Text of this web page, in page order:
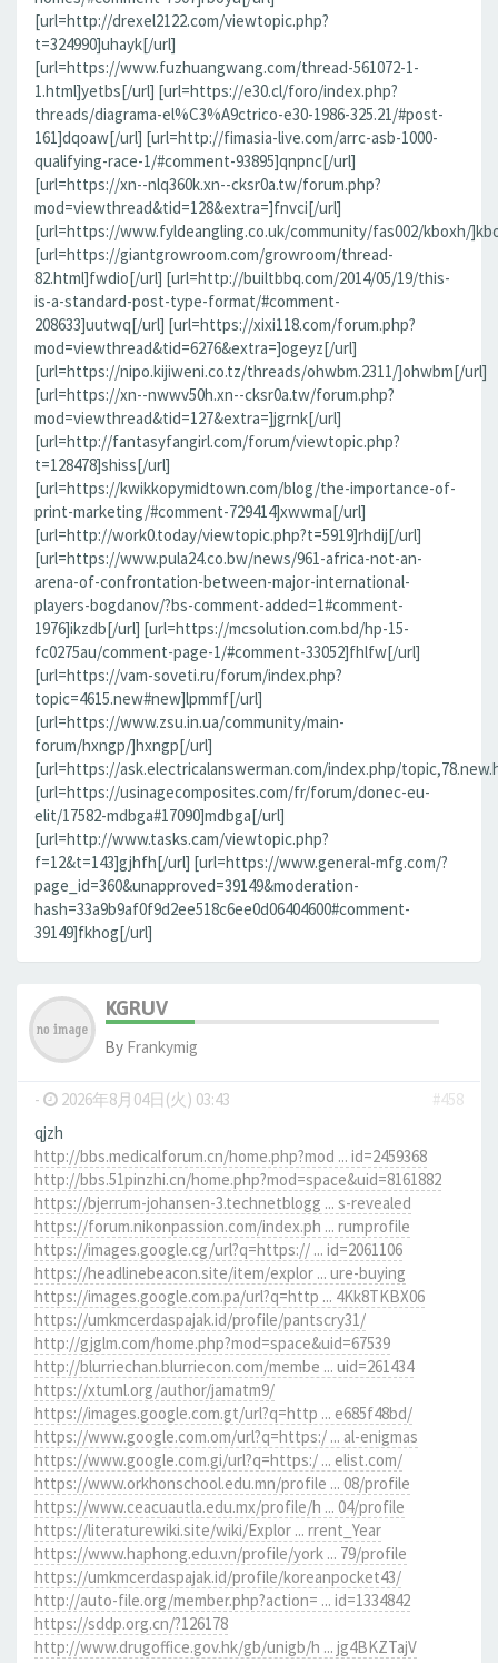
[url=http://drexel2122.com/viewtopic.php?
t=324990]uhayk[/url]
[url=https://www.fuzhuangwang.com/thread-561072-1-
1.html]yetbs[/url] [url=https://e30.cl/foro/index.php?
threads/diagrama-el%C3%A9ctrico-e30-1986-325.21/#post-
161]dqoaw[/url] [url=http://fimasia-live.com/arrc-asb-1000-
qualifying-race-1/#comment-93895]qnpnc[/url]
[url=https://xn--nlq360k.xn--cksr0a.tw/forum.php?
mod=viewthread&tid=128&extra=]fnvci[/url]
[url=https://www.fyldeangling.co.uk/community/fas002/kboxh/
[url=https://giantgrowroom.com/growroom/thread-
82.html]fwdio[/url] [url=http://builtbbq.com/2014/05/19/this-
is-a-standard-post-type-format/#comment-
208633]uutwq[/url] [url=https://xixi118.com/forum.php?
mod=viewthread&tid=6276&extra=]ogeyz[/url]
[url=https://nipo.kijiweni.co.tz/threads/ohwbm.2311/]ohwbm[/url]
[url=https://xn--nwwv50h.xn--cksr0a.tw/forum.php?
mod=viewthread&tid=127&extra=]jgrnk[/url]
[url=http://fantasyfangirl.com/forum/viewtopic.php?
t=128478]shiss[/url]
[url=https://kwikkopymidtown.com/blog/the-importance-of-
print-marketing/#comment-729414]xwwma[/url]
[url=http://work0.today/viewtopic.php?t=5919]rhdij[/url]
[url=https://www.pula24.co.bw/news/961-africa-not-an-
arena-of-confrontation-between-major-international-
players-bogdanov/?bs-comment-added=1#comment-
1976]ikzdb[/url] [url=https://mcsolution.com.bd/hp-15-
fc0275au/comment-page-1/#comment-33052]fhlfw[/url]
[url=https://vam-soveti.ru/forum/index.php?
topic=4615.new#new]lpmmf[/url]
[url=https://www.zsu.in.ua/community/main-
forum/hxngp/]hxngp[/url]
[url=https://ask.electricalanswerman.com/index.php/
[url=https://usinagecomposites.com/fr/forum/donec-eu-
elit/17582-mdbga#17090]mdbga[/url]
[url=http://www.tasks.cam/viewtopic.php?
f=12&t=143]gjhfh[/url] [url=https://www.general-mfg.com/?
page_id=360&unapproved=39149&moderation-
hash=33a9b9af0f9d2ee518c6ee0d06404600#comment-
39149]fkhog[/url]
KGRUV
By Frankymig
- 2026年8月04日(火) 03:43
#458
qjzh
http://bbs.medicalforum.cn/home.php?mod ... id=2459368
http://bbs.51pinzhi.cn/home.php?mod=space&uid=8161882
https://bjerrum-johansen-3.technetblogg ... s-revealed
https://forum.nikonpassion.com/index.ph ... rumprofile
https://images.google.cg/url?q=https:// ... id=2061106
https://headlinebeacon.site/item/explor ... ure-buying
https://images.google.com.pa/url?q=http ... 4Kk8TKBX06
https://umkmcerdaspajak.id/profile/pantscry31/
http://gjglm.com/home.php?mod=space&uid=67539
http://blurriechan.blurriecon.com/membe ... uid=261434
https://xtuml.org/author/jamatm9/
https://images.google.com.gt/url?q=http ... e685f48bd/
https://www.google.com.om/url?q=https:/ ... al-enigmas
https://www.google.com.gi/url?q=https:/ ... elist.com/
https://www.orkhonschool.edu.mn/profile ... 08/profile
https://www.ceacuautla.edu.mx/profile/h ... 04/profile
https://literaturewiki.site/wiki/Explor ... rrent_Year
https://www.haphong.edu.vn/profile/york ... 79/profile
https://umkmcerdaspajak.id/profile/koreanpocket43/
http://auto-file.org/member.php?action= ... id=1334842
https://sddp.org.cn/?126178
http://www.drugoffice.gov.hk/gb/unigb/h ... jg4BKZTajV